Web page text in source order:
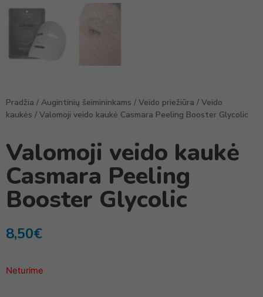
Pradžia / Augintinių šeimininkams / Veido priežiūra / Veido
kaukės / Valomoji veido kaukė Casmara Peeling Booster Glycolic
Valomoji veido kaukė
Casmara Peeling
Booster Glycolic
8,50€
Neturime